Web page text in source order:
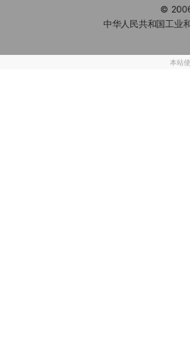
©
中华人民共和国工业
本站